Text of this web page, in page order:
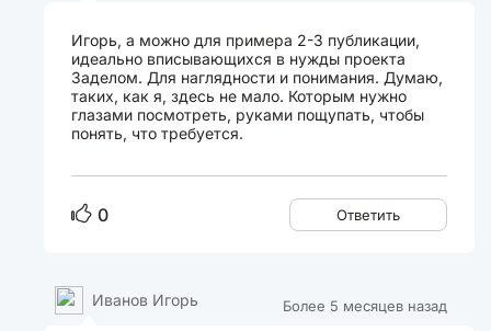
Игорь, а можно для примера 2-3 публикации,
идеально вписывающихся в нужды проекта
Заделом. Для наглядности и понимания. Думаю,
таких, как я, здесь не мало. Которым нужно
глазами посмотреть, руками пощупать, чтобы
понять, что требуется.
0 Ответить
Более 5 месяцев назад
Иванов Игорь